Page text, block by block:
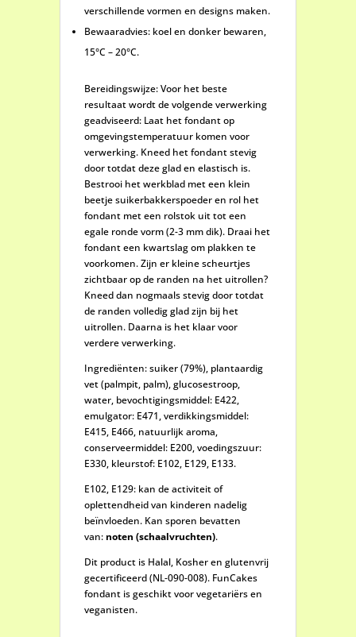
verschillende vormen en designs maken.
Bewaaradvies: koel en donker bewaren,
15°C – 20°C.
Bereidingswijze: Voor het beste
resultaat wordt de volgende verwerking
geadviseerd: Laat het fondant op
omgevingstemperatuur komen voor
verwerking. Kneed het fondant stevig
door totdat deze glad en elastisch is.
Bestrooi het werkblad met een klein
beetje suikerbakkerspoeder en rol het
fondant met een rolstok uit tot een
egale ronde vorm (2-3 mm dik). Draai het
fondant een kwartslag om plakken te
voorkomen. Zijn er kleine scheurtjes
zichtbaar op de randen na het uitrollen?
Kneed dan nogmaals stevig door totdat
de randen volledig glad zijn bij het
uitrollen. Daarna is het klaar voor
verdere verwerking.
Ingrediënten: suiker (79%), plantaardig
vet (palmpit, palm), glucosestroop,
water, bevochtigingsmiddel: E422,
emulgator: E471, verdikkingsmiddel:
E415, E466, natuurlijk aroma,
conserveermiddel: E200, voedingszuur:
E330, kleurstof: E102, E129, E133.
E102, E129: kan de activiteit of
oplettendheid van kinderen nadelig
beïnvloeden. Kan sporen bevatten
van: noten (schaalvruchten).
Dit product is Halal, Kosher en glutenvrij
gecertificeerd (NL-090-008). FunCakes
fondant is geschikt voor vegetariërs en
veganisten.